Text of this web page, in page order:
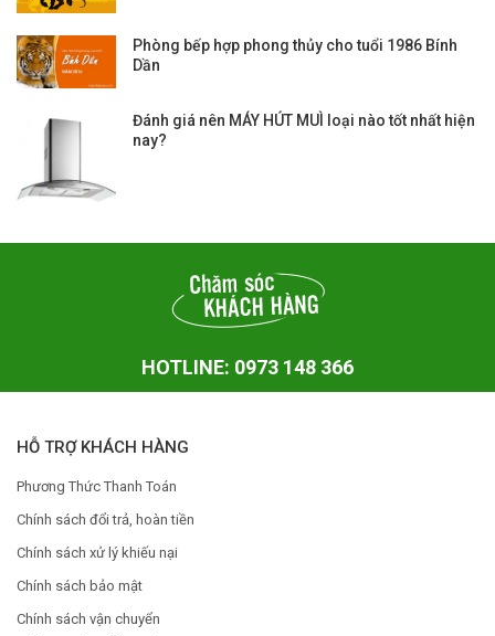
Phòng bếp hợp phong thủy cho tuổi 1986 Bính
Dần
Đánh giá nên MÁY HÚT MUÌ loại nào tốt nhất hiện
nay?
HOTLINE: 0973 148 366
HỖ TRỢ KHÁCH HÀNG
Phương Thức Thanh Toán
Chính sách đổi trả, hoàn tiền
Chính sách xử lý khiếu nại
Chính sách bảo mật
Chính sách vận chuyển